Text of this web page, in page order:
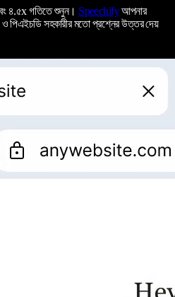
৪.৫x গতিতে শুনুন। Speechifyআপনার
পিএইচডি সহকারীর মতো প্রশ্নের উত্তর দেয়